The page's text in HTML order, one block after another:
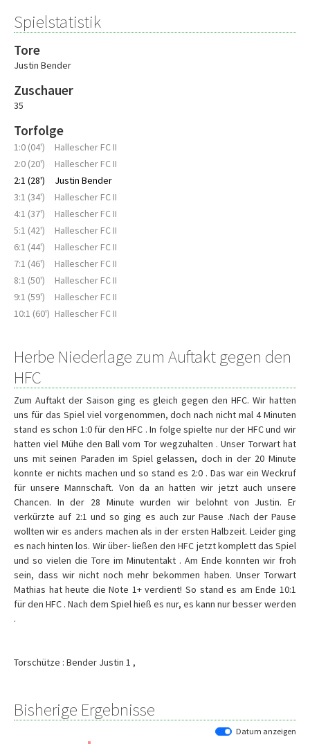
Spielstatistik
Tore
Justin Bender
Zuschauer
35
Torfolge
1:0 (04')
Hallescher FC II
2:0 (20')
Hallescher FC II
2:1 (28')
Justin Bender
3:1 (34')
Hallescher FC II
4:1 (37')
Hallescher FC II
5:1 (42')
Hallescher FC II
6:1 (44')
Hallescher FC II
7:1 (46')
Hallescher FC II
8:1 (50')
Hallescher FC II
9:1 (59')
Hallescher FC II
10:1 (60') Hallescher FC II
Herbe Niederlage zum Auftakt gegen den
HFC
Zum Auftakt der Saison ging es gleich gegen den HFC. Wir hatten
uns für das Spiel viel vorgenommen, doch nach nicht mal 4 Minuten
stand es schon 1:0 für den HFC . In folge spielte nur der HFC und wir
hatten viel Mühe den Ball vom Tor wegzuhalten . Unser Torwart hat
uns mit seinen Paraden im Spiel gelassen, doch in der 20 Minute
konnte er nichts machen und so stand es 2:0 . Das war ein Weckruf
für unsere Mannschaft. Von da an hatten wir jetzt auch unsere
Chancen. In der 28 Minute wurden wir belohnt von Justin. Er
verkürzte auf 2:1 und so ging es auch zur Pause .Nach der Pause
wollten wir es anders machen als in der ersten Halbzeit. Leider ging
es nach hinten los. Wir über- ließen den HFC jetzt komplett das Spiel
und so vielen die Tore im Minutentakt . Am Ende konnten wir froh
sein, dass wir nicht noch mehr bekommen haben. Unser Torwart
Mathias hat heute die Note 1+ verdient! So stand es am Ende 10:1
für den HFC . Nach dem Spiel hieß es nur, es kann nur besser werden
.
Torschütze : Bender Justin 1 ,
Bisherige Ergebnisse
Datum anzeigen